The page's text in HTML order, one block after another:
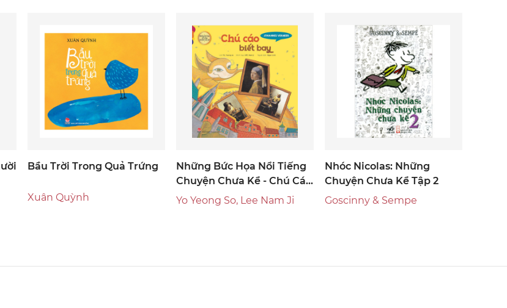
trong việc đọc sách và tìm tòi cuộc sống quanh mình.
Bầu Trời Trong Quả Trứng
Xuân Quỳnh
Những Bức Họa Nổi Tiếng
Chuyện Chưa Kể - Chú Cáo
Biết Bay
Yo Yeong So, Lee Nam Ji
Nhóc Nicolas: Những
Chuyện Chưa Kể Tập 2
Goscinny & Sempe